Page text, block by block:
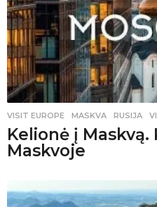
VISIT EUROPE MASKVA ,RUSIJA ,
Kelionė į Maskvą.
Maskvoje